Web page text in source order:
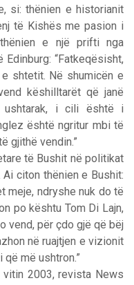
si: thënien e historianit
të Kishës me pasion i
e një prifti nga
“Fatkeqësisht,
shtetit. Në shumicën e
këshilltarët që janë
ushtarak, i cili është i
është ngritur mbi të
gjithë vendin.”
të Bushit në politikat
citon thënien e Bushit:
meje, ndryshe nuk do të
po kështu Tom Di Lajn,
vend, për çdo gjë që bëj
në ruajtjen e vizionit
më ushtron.”
2003, revista News